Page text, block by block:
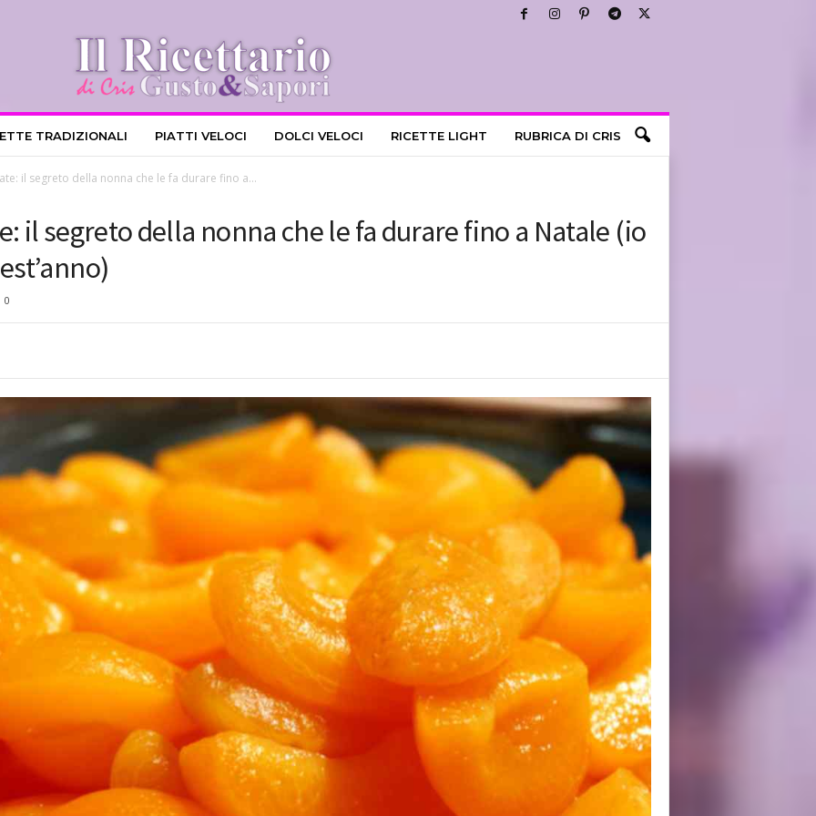
TRADIZIONALI PIATTI VELOCI DOLCI VELOCI RICETTE LIGHT RUBRICA DI CRIS
il segreto della nonna che le fa durare fino a...
il segreto della nonna che le fa durare fino a Natale (io
0